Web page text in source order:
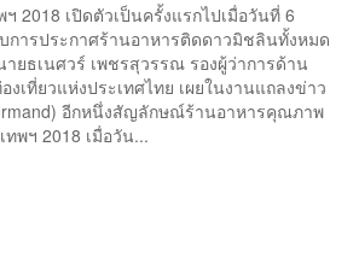
2018 เปิดตัวเป็นครั้งแรกไปเมื่อวันที่ 6
การประกาศร้านอาหารติดดาวมิชลินทั้งหมด
ยธเนศวร์ เพชรสุวรรณ รองผู้ว่าการด้าน
เที่ยวแห่งประเทศไทย เผยในงานแถลงข่าว
อีกหนึ่งสัญลักษณ์ร้านอาหารคุณภาพ
พฯ 2018 เมื่อวัน...